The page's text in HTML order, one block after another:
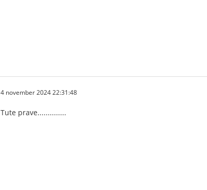
4 november 2024 22:31:48
Tute prave..............